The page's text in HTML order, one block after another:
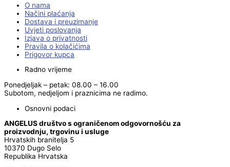
O nama
Načini plaćanja
Dostava i preuzimanje
Uvjeti poslovanja
Izjava o privatnosti
Pravila o kolačićima
Prigovor kupca
Radno vrijeme
Ponedjeljak – petak: 08.00 – 16.00
Subotom, nedjeljom i praznicima ne radimo.
Osnovni podaci
ANGELUS društvo s ograničenom odgovornošću za
proizvodnju, trgovinu i usluge
Hrvatskih branitelja 5
10370 Dugo Selo
Republika Hrvatska